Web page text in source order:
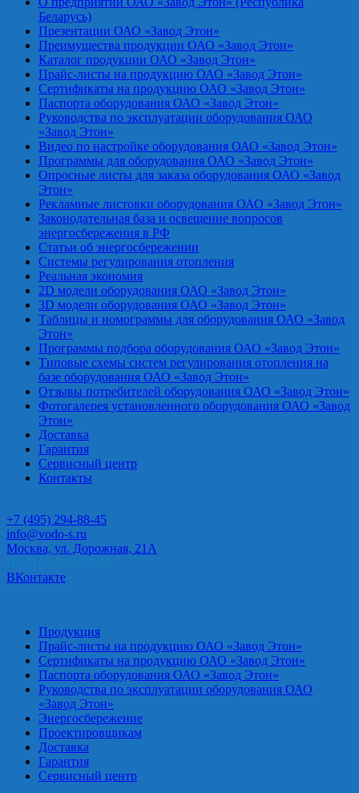
Беларусь)
Презентации ОАО «Завод Этон»
Преимущества продукции ОАО «Завод Этон»
Каталог продукции ОАО «Завод Этон»
Прайс-листы на продукцию ОАО «Завод Этон»
Сертификаты на продукцию ОАО «Завод Этон»
Паспорта оборудования ОАО «Завод Этон»
Руководства по эксплуатации оборудования ОАО
«Завод Этон»
Видео по настройке оборудования ОАО «Завод Этон»
Программы для оборудования ОАО «Завод Этон»
Опросные листы для заказа оборудования ОАО «Завод
Этон»
Рекламные листовки оборудования ОАО «Завод Этон»
Законодательная база и освещение вопросов
энергосбережения в РФ
Статьи об энергосбережении
Системы регулирования отопления
Реальная экономия
2D модели оборудования ОАО «Завод Этон»
3D модели оборудования ОАО «Завод Этон»
Таблицы и номограммы для оборудования ОАО «Завод
Этон»
Программы подбора оборудования ОАО «Завод Этон»
Типовые схемы систем регулирования отопления на
базе оборудования ОАО «Завод Этон»
Отзывы потребителей оборудования ОАО «Завод Этон»
Фотогалерея установленного оборудования ОАО «Завод
Этон»
Доставка
Гарантия
Сервисный центр
Контакты
+7 (495) 294-88-45
info@vodo-s.ru
Москва, ул. Дорожная, 21А
ВКонтакте
Продукция
Прайс-листы на продукцию ОАО «Завод Этон»
Сертификаты на продукцию ОАО «Завод Этон»
Паспорта оборудования ОАО «Завод Этон»
Руководства по эксплуатации оборудования ОАО
«Завод Этон»
Энергосбережение
Проектировщикам
Доставка
Гарантия
Сервисный центр